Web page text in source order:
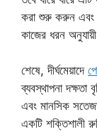
করা শুরু করুন এবং
কাজের ধরন
শেষে, দীর্ঘমেয়াদে
ব্যবস্থাপনা দক্ষতা
এবং মানসিক
একটি শক্তিশালী